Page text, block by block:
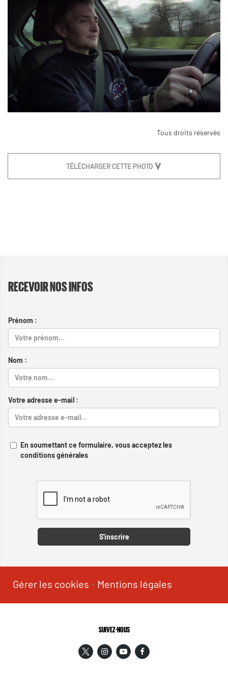
Tous droits réservés
TÉLÉCHARGER CETTE PHOTO
RECEVOIR NOS INFOS
Prénom :
Nom :
Votre adresse e-mail :
En soumettant ce formulaire, vous acceptez les
conditions générales
S'inscrire
Gérer les cookies - Mentions légales
SUIVEZ-NOUS